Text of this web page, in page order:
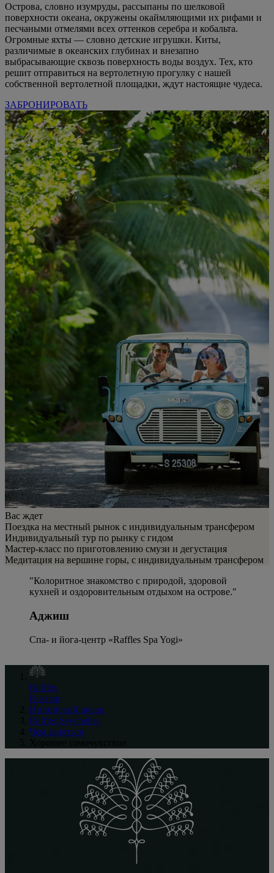
Острова, словно изумруды, рассыпаны по шелковой
поверхности океана, окружены окаймляющими их рифами и
песчаными отмелями всех оттенков серебра и кобальта.
Огромные яхты — словно детские игрушки. Киты,
различимые в океанских глубинах и внезапно
выбрасывающие сквозь поверхность воды воздух. Тех, кто
решит отправиться на вертолетную прогулку с нашей
собственной вертолетной площадки, ждут настоящие чудеса.
ЗАБРОНИРОВАТЬ
Вас ждет
Поездка на местный рынок с индивидуальным трансфером
Индивидуальный тур по рынку с гидом
Мастер-класс по приготовлению смузи и дегустация
Медитация на вершине горы, с индивидуальным трансфером
"Колоритное знакомство с природой, здоровой
кухней и оздоровительным отдыхом на острове."
Аджиш
Спа- и йога-центр «Raffles Spa Yogi»
Raffles
Russian
Индийский океан
Raffles Seychelles
Чем заняться